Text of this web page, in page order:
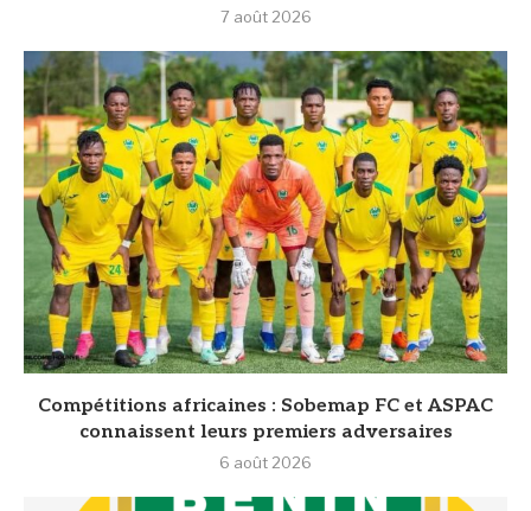
7 août 2026
Compétitions africaines : Sobemap FC et ASPAC
connaissent leurs premiers adversaires
6 août 2026